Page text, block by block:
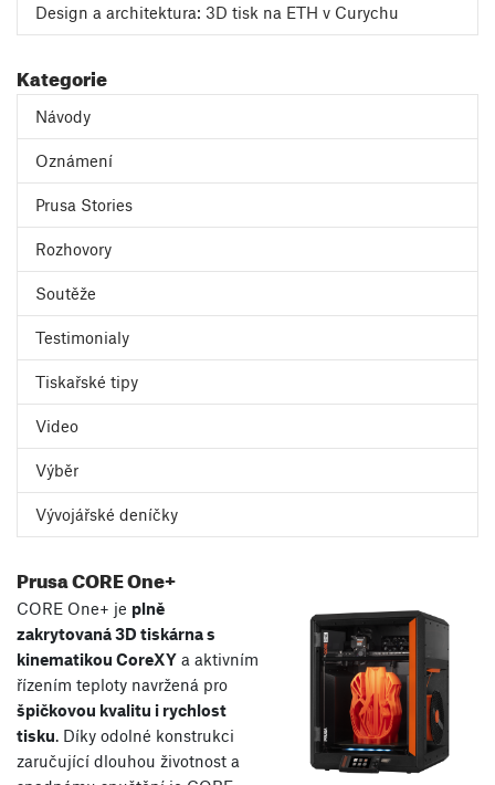
Design a architektura: 3D tisk na ETH v Curychu
Kategorie
Návody
Oznámení
Prusa Stories
Rozhovory
Soutěže
Testimonialy
Tiskařské tipy
Video
Výběr
Vývojářské deníčky
Prusa CORE One+
CORE One+ je plně
zakrytovaná 3D tiskárna s
kinematikou CoreXY a aktivním
řízením teploty navržená pro
špičkovou kvalitu i rychlost
tisku. Díky odolné konstrukci
zaručující dlouhou životnost a